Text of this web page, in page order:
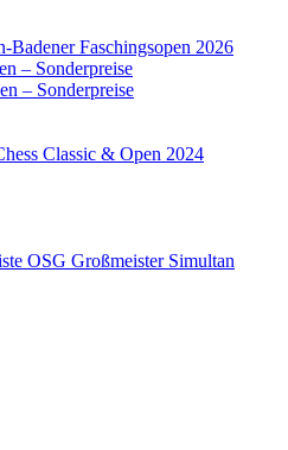
Badener Faschingsopen 2026
– Sonderpreise
– Sonderpreise
Classic & Open 2024
OSG Großmeister Simultan